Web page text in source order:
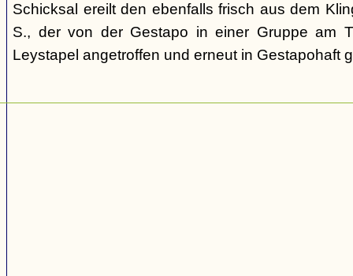
Schicksal ereilt den ebenfalls frisch aus dem
S., der von der Gestapo in einer Gruppe am
Leystapel angetroffen und erneut in Gestapohaft